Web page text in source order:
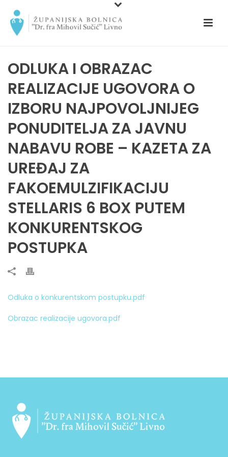
ODLUKA I OBRAZAC
REALIZACIJE UGOVORA O
IZBORU NAJPOVOLJNIJEG
PONUDITELJA ZA JAVNU
NABAVU ROBE – KAZETA ZA
UREĐAJ ZA
FAKOEMULZIFIKACIJU
STELLARIS 6 BOX PUTEM
KONKURENTSKOG
POSTUPKA
Odluka o konkurentskom postupku.pdf
Obrazac realizacije ugovora.pdf